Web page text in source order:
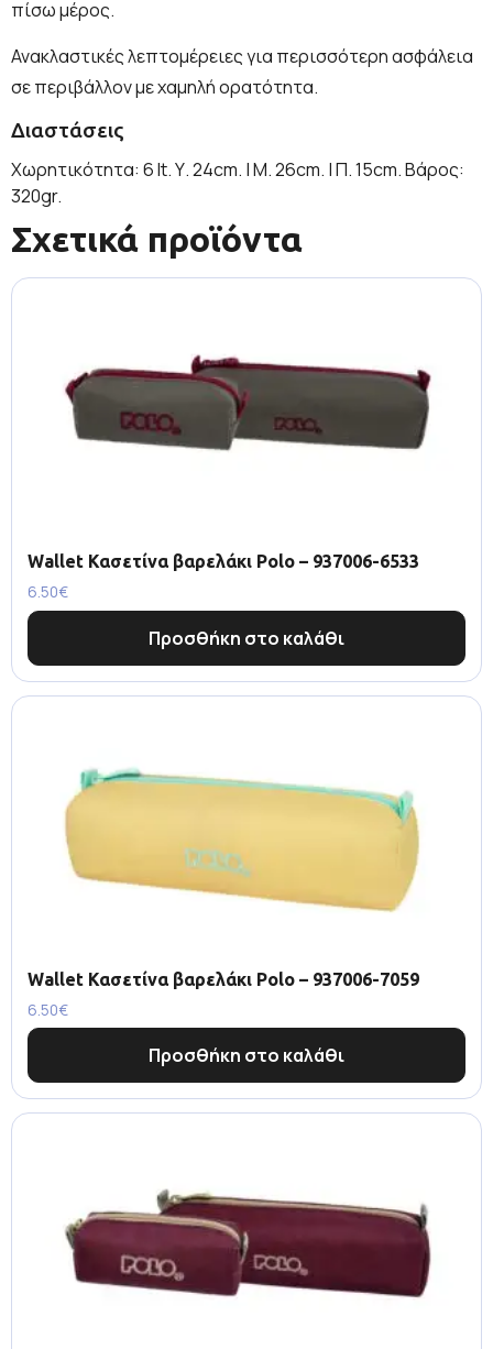
πίσω μέρος.
Ανακλαστικές λεπτομέρειες για περισσότερη ασφάλεια
σε περιβάλλον με χαμηλή ορατότητα.
Διαστάσεις
Χωρητικότητα: 6 lt. Υ. 24cm. | Μ. 26cm. | Π. 15cm. Βάρος:
320gr.
Σχετικά προϊόντα
Wallet Κασετίνα βαρελάκι Polo – 937006-6533
6.50€
Προσθήκη στο καλάθι
Wallet Κασετίνα βαρελάκι Polo – 937006-7059
6.50€
Προσθήκη στο καλάθι